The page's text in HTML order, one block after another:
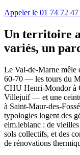
Appeler le 01 74 72 47
Un territoire
variés, un
Le Val-de-Marne mêle
60-70 — les tours du
CHU Henri-Mondor à
Villejuif — et une
à Saint-Maur-des-
typologies logent des
elm.leblanc : de
sols collectifs, et des
de rénovations